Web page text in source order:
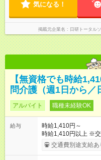
気になる！
掲載元企業名 日研トータル
【無資格でも時給
問介護（週1日から／
アルバイト 職種未経験OK
給与
時給1,410円～
時給1,410円以上 ※交
考慮して決定します 【収入例】 週1回勤務の場合：1,410円×8時
間×4回=4万5,120円 週3回勤務の場合：1,410円×8時間×12回
交通費別途支給あ